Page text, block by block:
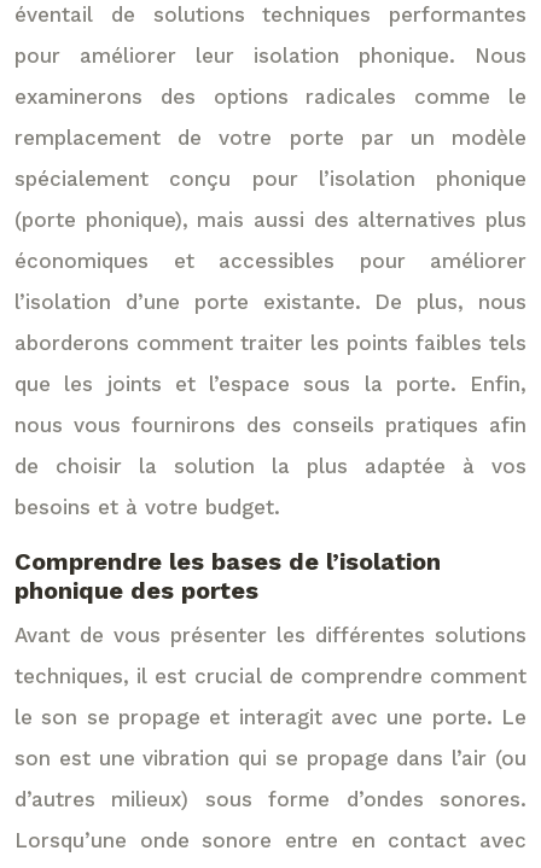
éventail de solutions techniques performantes
pour améliorer leur isolation phonique. Nous
examinerons des options radicales comme le
remplacement de votre porte par un modèle
spécialement conçu pour l’isolation phonique
(porte phonique), mais aussi des alternatives plus
économiques et accessibles pour améliorer
l’isolation d’une porte existante. De plus, nous
aborderons comment traiter les points faibles tels
que les joints et l’espace sous la porte. Enfin,
nous vous fournirons des conseils pratiques afin
de choisir la solution la plus adaptée à vos
besoins et à votre budget.
Comprendre les bases de l’isolation
phonique des portes
Avant de vous présenter les différentes solutions
techniques, il est crucial de comprendre comment
le son se propage et interagit avec une porte. Le
son est une vibration qui se propage dans l’air (ou
d’autres milieux) sous forme d’ondes sonores.
Lorsqu’une onde sonore entre en contact avec